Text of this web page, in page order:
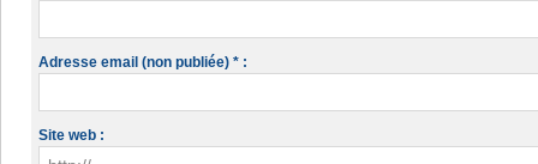
Adresse email (non publiée) * :
Site web :